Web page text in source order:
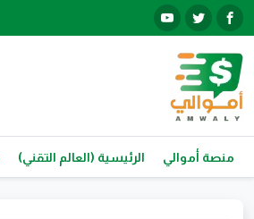
منصة أموالي الرئيسية (العالم التقني)